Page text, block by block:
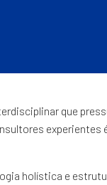
que
holística e